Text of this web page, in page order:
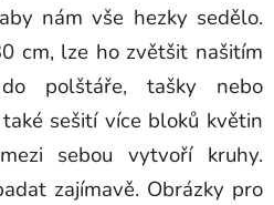
nám vše hezky sedělo.
cm, lze ho zvětšit našitím
polštáře, tašky nebo
sešití více bloků květin
sebou vytvoří kruhy.
zajímavě. Obrázky pro